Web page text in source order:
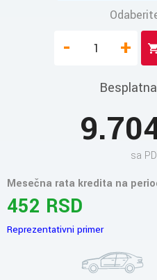
- +
sa
Mesečna rata kredita na
452 RSD
Reprezentativni primer